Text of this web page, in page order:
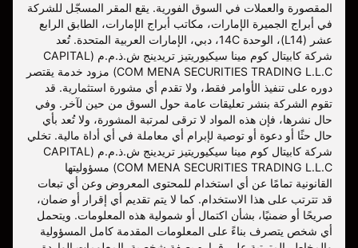
المقصورة والعملات في السوق الفورية. يقع المقر المسجّل للشركة
في أبراج الجميرة الإمارات، مكاتب أبراج الإمارات، الطابق الرابع
عشر (L14)، الوحدة 14C، دبي، الإمارات العربية المتحدة. تُعد
شركة كابيتال كوم مينا سيكيوريتيز تريدينج ش.ذ.م.م (CAPITAL
COM MENA SECURITIES TRADING L.L.C) مزود خدمة يقتصر
دوره على تنفيذ الأوامر فقط، ولا تقدم أي مشورة استثمارية. قد
تقوم الشركة بنشر تعليقات عامة حول السوق من حين لآخر. وفي
حال نشرها، فإن هذه المواد لا ترقى لمرتبة المشورة، ولا تُعد بأي
حال حثًا أو دعوة أو توصية لإبرام أي معاملة في أي أداة مالية. تخلي
شركة كابيتال كوم مينا سيكيوريتيز تريدينج ش.ذ.م.م (CAPITAL
COM MENA SECURITIES TRADING L.L.C) مسؤوليتها
القانونية تمامًا عن أي استخدام للمحتوى المعروض وعن أي تبعات
قد تترتب على هذا الاستخدام. كما لا يتم تقديم أي إقرار أو ضمان،
صريحًا أو ضمنيًا، بشأن اكتمال أو شمولية هذه المعلومات. ويتحمل
أي شخص يتصرف بناءً على المعلومات المقدمة كامل المسؤولية